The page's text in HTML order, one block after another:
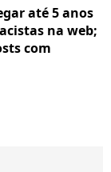
até 5 anos
na web;
com